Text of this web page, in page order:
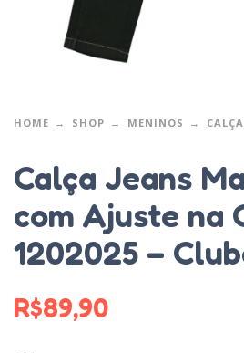
HOME SHOP MENINOS
Calça Jeans
com Ajuste na
1202025 –
R$89,90